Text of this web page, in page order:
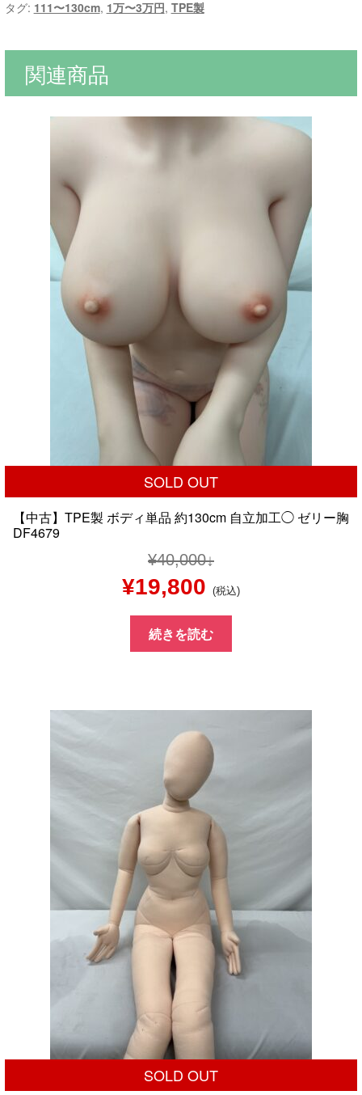
タグ: 111〜130cm, 1万〜3万円, TPE製
関連商品
SOLD OUT
【中古】TPE製 ボディ単品 約130cm 自立加工◯ ゼリー胸
DF4679
¥40,000
元
の
価
は
¥40,000
し
た。
¥19,800 現
在
の
格
は
¥19,800
で
す。
(税込)
続きを読む
SOLD OUT